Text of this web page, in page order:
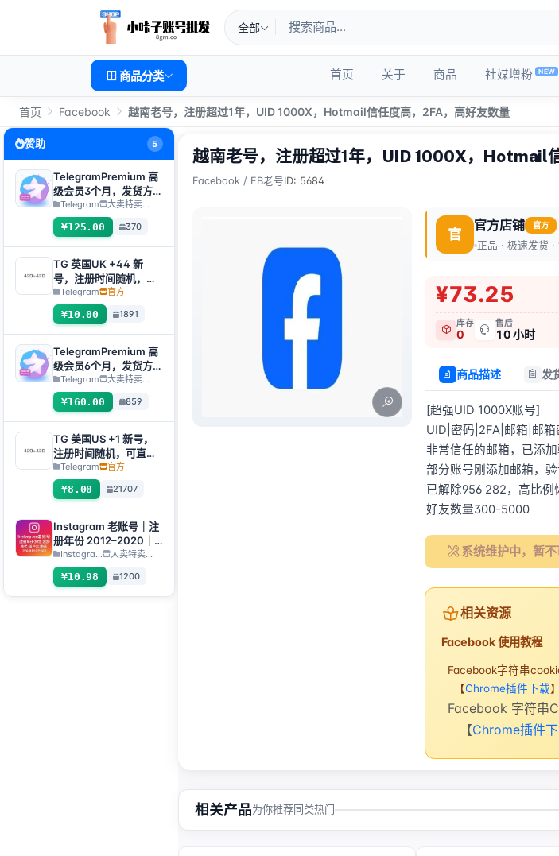
全部
商品分类 首页 关于 商品 社媒增粉 NEW
首页 Facebook 越南老号，注册超过1年，UID 1000X，Hotmail信任度高，2FA，高好友数量
赞助 5
TelegramPremium 高
级会员3个月，发货方
式：人工发货礼品链接
【注：购买必须提交售
后工单才发货】
Telegram 大卖特卖…
¥125.00 370
TG 英国UK +44 新
号，注册时间随机，可
直接获取验证码登入，
支持任何设备（获取验
证码+tdata/session文
件）🔥
Telegram 官方
¥10.00 1891
TelegramPremium 高
级会员6个月，发货方
式：人工发货礼品链接
【注：购买必须提交售
后工单才发货】
Telegram 大卖特卖…
¥160.00 859
TG 美国US +1 新号，
注册时间随机，可直接
获取验证码登入，支持
任何设备（获取验证码
+tdata/session文件）
🔥
Telegram 官方
¥8.00 21707
Instagram 老账号｜注
册年份 2012–2020｜
格式：用户名:密
码:2FA:API:IAM【仅支
持临时使用，所有库存
完成自动检查存活，所
Instagra... 大卖特卖…
¥10.98 1200
越南老号，注册超过1年，UID 1000X，Hotmail
Facebook / FB老号ID: 5684
官
官方店铺 官方
正品 · 极速发货 ·
¥73.25
库存
0
售后
10 小时
商品描述 发
[超强UID 1000X账号]
UID|密码|2FA|邮箱|邮箱
非常信任的邮箱，已添
部分账号刚添加邮箱，
已解除956 282，高比例
好友数量300-5000
系统维护中，暂
相关资源
Facebook 使用教程
Facebook字符串
【Chrome插件下载】
Facebook 字符串
【Chrome插件
相关产品为你推荐同类热门